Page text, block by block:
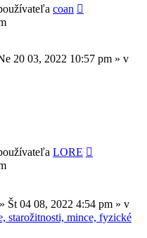
coan
20 03, 2022 10:57 pm » v
LORE
» Št 04 08, 2022 4:54 pm » v
starožitnosti, mince, fyzické